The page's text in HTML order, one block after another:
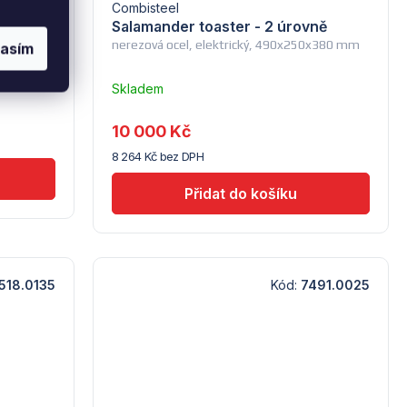
GN
nerezová ocel, elektrický, 490x250x380 mm
Salamander toaster - 2 úrovně
Combisteel
Skladem
dodavatele
(7) -
Combisteel
8 264 Kč bez DPH
10 000 Kč
Kód: 7491.0025